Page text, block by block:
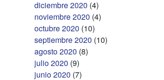
diciembre 2020 (4)
noviembre 2020 (4)
octubre 2020 (10)
septiembre 2020 (10)
agosto 2020 (8)
julio 2020 (9)
junio 2020 (7)